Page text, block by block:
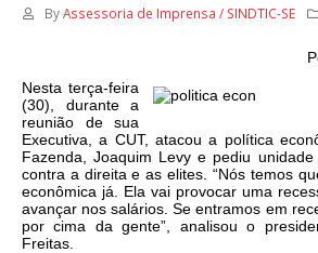
ByAssessoria de Imprensa / SINDTIC-SE
Nesta terça-feira
(30), durante a
reunião de sua
Executiva, a CUT, atacou a política
Fazenda, Joaquim Levy e pediu
contra a direita e as elites. “Nós temos
econômica já. Ela vai provocar uma
avançar nos salários. Se entramos em
por cima da gente”, analisou o
Freitas.